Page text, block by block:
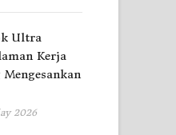
Ultra
Kerja
2026